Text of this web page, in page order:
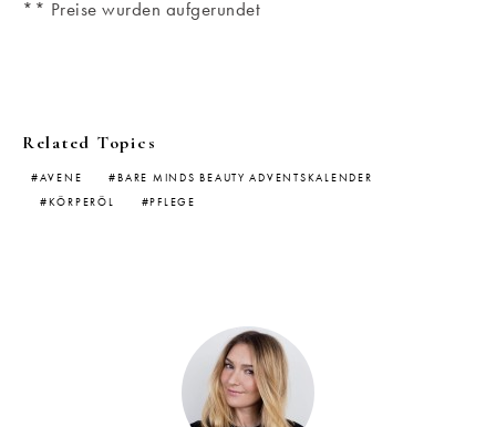
** Preise wurden aufgerundet
Related Topics
AVENE
BARE MINDS BEAUTY ADVENTSKALENDER
KÖRPERÖL
PFLEGE